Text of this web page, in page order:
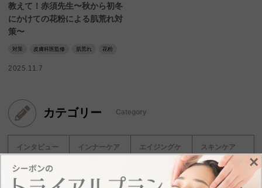
教えて！赤須先生〜秋から初冬
にかけての花粉による肌荒れ対
策〜
対策 皮膚科医監修 肌荒れ 花粉
2025.11.7
カテゴリー Category
インタビュー インナーケア
エイジングケ
スキンケア
×